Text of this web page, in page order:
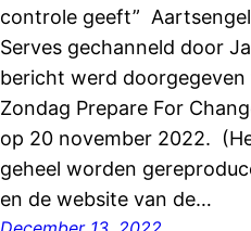
controle geeft”
Serves gechanneld door
bericht werd
Zondag Prepare For
op 20 november 2022.
geheel worden
en de website van de…